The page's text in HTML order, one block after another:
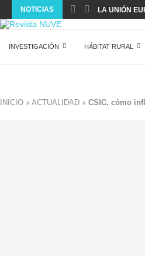
NOTICIAS LA UNIÓN
INVESTIGACIÓN HÁBITAT RURAL
INICIO » ACTUALIDAD » CSIC, cómo